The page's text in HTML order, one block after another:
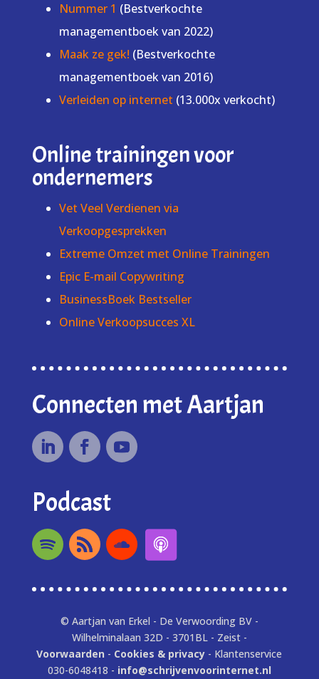
Nummer 1 (Bestverkochte
managementboek van 2022)
Maak ze gek! (Bestverkochte
managementboek van 2016)
Verleiden op internet (13.000x verkocht)
Online trainingen voor
ondernemers
Vet Veel Verdienen via
Verkoopgesprekken
Extreme Omzet met Online Trainingen
Epic E-mail Copywriting
BusinessBoek Bestseller
Online Verkoopsucces XL
Connecten met Aartjan
Podcast
© Aartjan van Erkel - De Verwoording BV -
Wilhelminalaan 32D - 3701BL - Zeist -
Voorwaarden - Cookies & privacy - Klantenservice
030-6048418 - info@schrijvenvoorinternet.nl